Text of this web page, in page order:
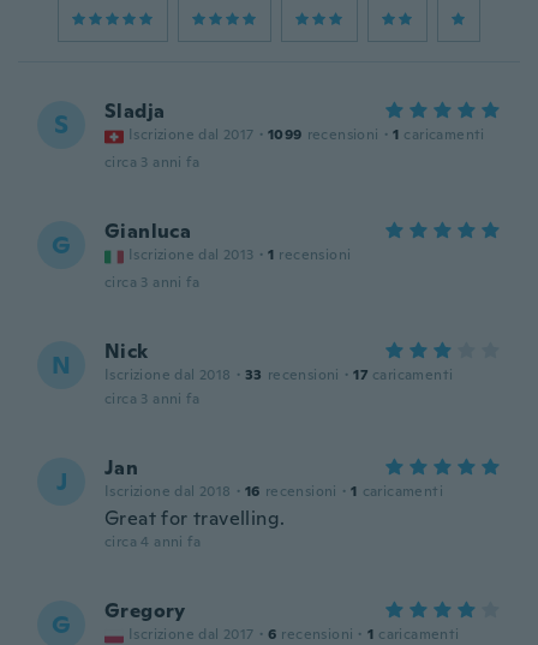
S Sladja
Iscrizione dal 2017 · 1099 recensioni · 1 caricamenti
circa 3 anni fa
G Gianluca
Iscrizione dal 2013 · 1 recensioni
circa 3 anni fa
N Nick
Iscrizione dal 2018 · 33 recensioni · 17 caricamenti
circa 3 anni fa
J Jan
Iscrizione dal 2018 · 16 recensioni · 1 caricamenti
Great for travelling.
circa 4 anni fa
G Gregory
Iscrizione dal 2017 · 6 recensioni · 1 caricamenti